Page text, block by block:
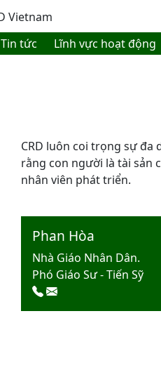
Tin tức Lĩnh vực hoạt động
CRD luôn coi trọng sự
rằng con người là tài sản
nhân viên phát triển.
Phan Hòa
Nhà Giáo Nhân Dân.
Phó Giáo Sư - Tiến Sỹ